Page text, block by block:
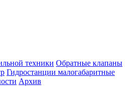
техники Обратные клапаны
Гидростанции малогабаритные
Архив